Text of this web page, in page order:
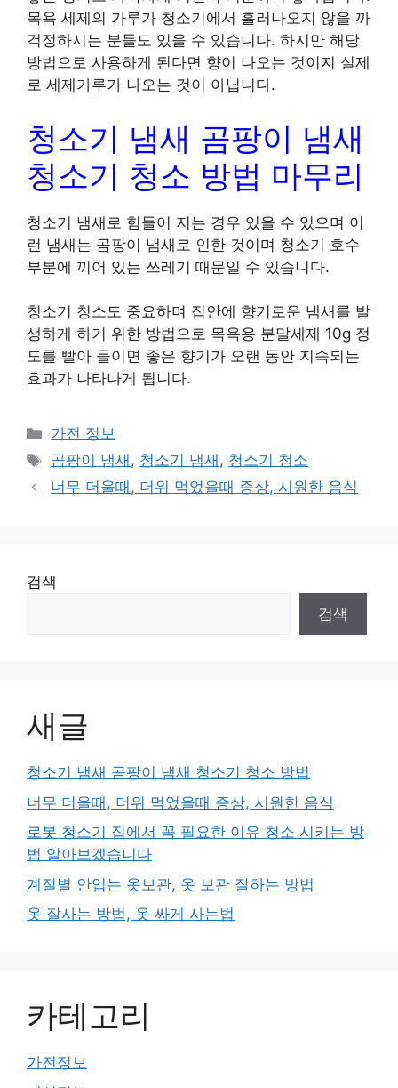
목욕 세제의 가루가 청소기에서 흘러나오지 않을 까
걱정하시는 분들도 있을 수 있습니다. 하지만 해당
방법으로 사용하게 된다면 향이 나오는 것이지 실제
로 세제가루가 나오는 것이 아닙니다.
청소기 냄새 곰팡이 냄새
청소기 청소 방법 마무리
청소기 냄새로 힘들어 지는 경우 있을 수 있으며 이
런 냄새는 곰팡이 냄새로 인한 것이며 청소기 호수
부분에 끼어 있는 쓰레기 때문일 수 있습니다.
청소기 청소도 중요하며 집안에 향기로운 냄새를 발
생하게 하기 위한 방법으로 목욕용 분말세제 10g 정
도를 빨아 들이면 좋은 향기가 오랜 동안 지속되는
효과가 나타나게 됩니다.
카
테
리
가전 정보
태
그
곰팡이 냄새 , 청소기 냄새 , 청소기 청소
너무 더울때, 더위 먹었을때 증상, 시원한 음식
검색
검색
새글
청소기 냄새 곰팡이 냄새 청소기 청소 방법
너무 더울때, 더위 먹었을때 증상, 시원한 음식
로봇 청소기 집에서 꼭 필요한 이유 청소 시키는 방
법 알아보겠습니다
계절별 안입는 옷보관, 옷 보관 잘하는 방법
옷 잘사는 방법, 옷 싸게 사는법
카테고리
가전정보